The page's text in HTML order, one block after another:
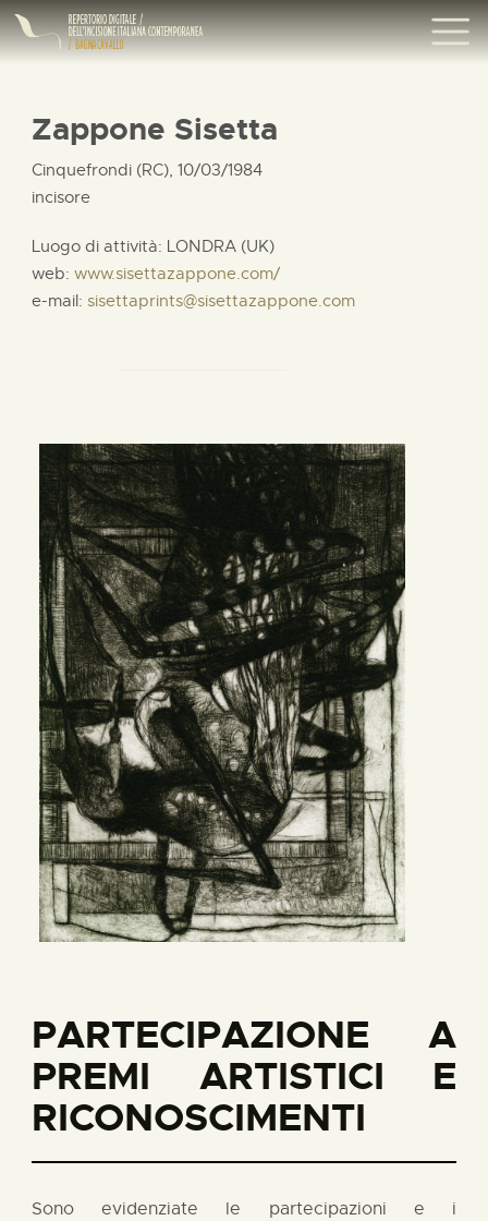
Zappone Sisetta
Cinquefrondi (RC), 10/03/1984
incisore
Luogo di attività: LONDRA (UK)
web: www.sisettazappone.com/
e-mail: sisettaprints@sisettazappone.com
PARTECIPAZIONE A
PREMI ARTISTICI E
RICONOSCIMENTI
Sono evidenziate le partecipazioni e i